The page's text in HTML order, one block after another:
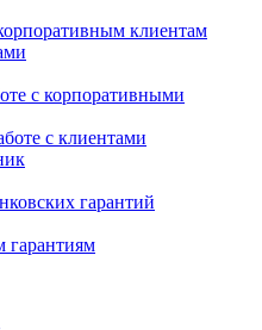
клиентам
с корпоративными
с клиентами
гарантий
гарантиям